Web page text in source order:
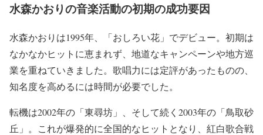
水森かおりの音楽活動の初期の成功要因
水森かおりは1995年、 「おしろい花」 でデビュー。 初期は
なかなかヒットに恵まれず 、地道なキャンペーンや地方巡
業を重ねていきました。歌唱力には定評があったものの、
知名度を高めるには時間が必要でした。
転機は2002年の「東尋坊」 、そして続く 2003年の「鳥取砂
丘」 。これが爆発的に全国的なヒット となり、 紅白歌合戦